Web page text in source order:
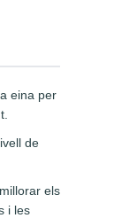
eina per
de
els
i les